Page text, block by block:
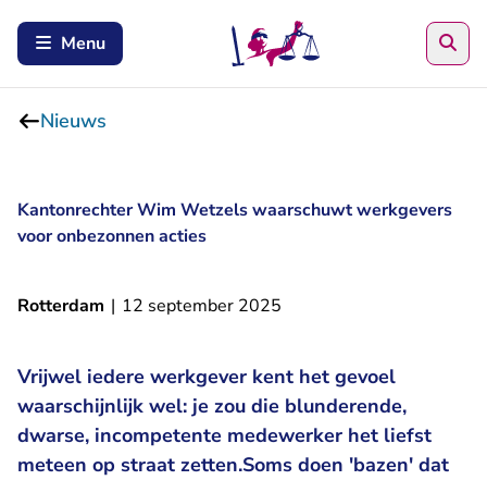
Menu
Nieuws
Kantonrechter Wim Wetzels waarschuwt werkgevers
voor onbezonnen acties
Rotterdam | 12 september 2025
Vrijwel iedere werkgever kent het gevoel
waarschijnlijk wel: je zou die blunderende,
dwarse, incompetente medewerker het liefst
meteen op straat zetten.Soms doen 'bazen' dat